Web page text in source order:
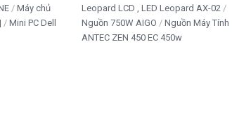
Máy chủ
Mini PC Dell
Leopard LCD , LED Leopard AX-02
Nguồn 750W AIGO
Nguồn Máy Tính
ANTEC ZEN 450 EC 450w